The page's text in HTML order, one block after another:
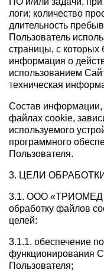
логи; количество
длительность
Пользователь
страницы, с
информация о
использованием
техническая
Состав информации,
файлах cookie,
используемого
программного
Пользователя.
3. ЦЕЛИ
3.1. ООО «ТРИОМЕД
обработку файлов
целей:
3.1.1. обеспечение
функционирования
Пользователя;